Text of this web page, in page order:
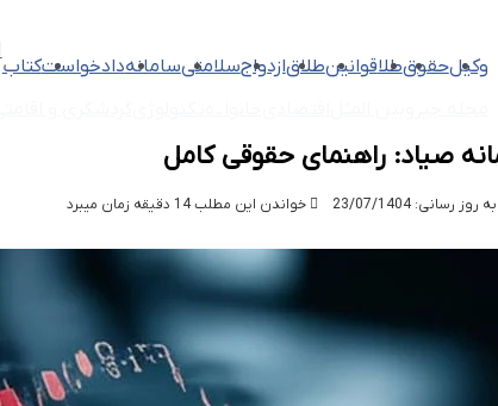
وکیلحقوقطلاقوانینطلاقازدواجسلامتیسامانهدادخواستکتاب
صیاد: راهنمای حقوقی کامل
رسانی: 23/07/1404 خواندن این مطلب 14 دقیقه زمان میبرد